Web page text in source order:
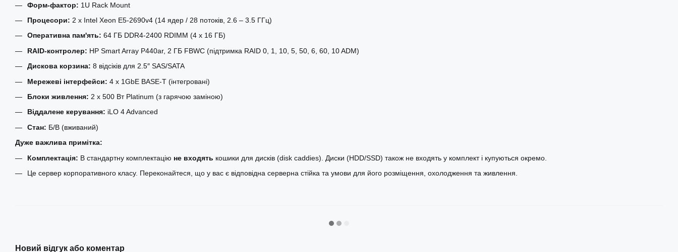
Форм-фактор: 1U Rack Mount
Процесори: 2 x Intel Xeon E5-2690v4 (14 ядер / 28 потоків, 2.6 – 3.5 ГГц)
Оперативна пам'ять: 64 ГБ DDR4-2400 RDIMM (4 x 16 ГБ)
RAID-контролер: HP Smart Array P440ar, 2 ГБ FBWC (підтримка RAID 0, 1, 10, 5, 50, 6, 60, 10 ADM)
Дискова корзина: 8 відсіків для 2.5″ SAS/SATA
Мережеві інтерфейси: 4 x 1GbE BASE-T (інтегровані)
Блоки живлення: 2 x 500 Вт Platinum (з гарячою заміною)
Віддалене керування: iLO 4 Advanced
Стан: Б/В (вживаний)
Дуже важлива примітка:
Комплектація: В стандартну комплектацію не входять кошики для дисків (disk caddies). Диски (HDD/SSD) також не входять у комплект і купуються окремо.
Це сервер корпоративного класу. Переконайтеся, що у вас є відповідна серверна стійка та умови для його розміщення, охолодження та живлення.
Новий відгук або коментар